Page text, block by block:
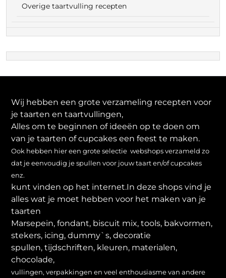
Overige taartvulling recepten
Wij hebben een grote verzameling recepten voor
je taarten en taartvullingen,
Alles om te beginnen of ideeën op te doen om
van je taarten of cupcakes een feest te maken.
Ook hebben hier een grote selectie webshops verzameld zo
dat je eenvoudig je spullen voor jouw taart en/of cupcakes
enz.
kunt vinden op het internet.In deze shops vind je
alles wat je moet hebben voor het maken van je
taarten
Marsepein, fondant, biscuit mix, tools, bakvormen,
stekers, icing, dummy`s, decoratie
spullen, tijdschriften, kleuren, materialen,
chocolade,
vullingen, verpakkingen en veel enthousiasme van andere